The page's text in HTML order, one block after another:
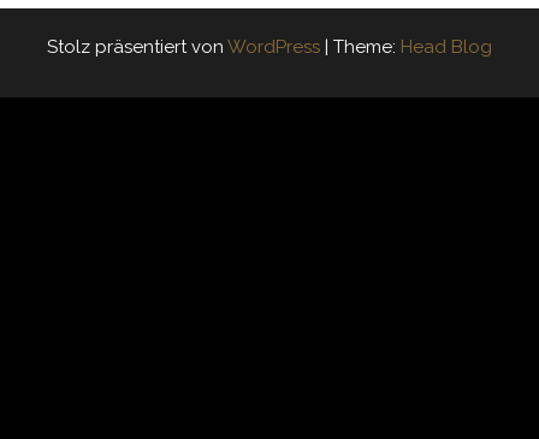
Stolz präsentiert von WordPress | Theme: Head Blog